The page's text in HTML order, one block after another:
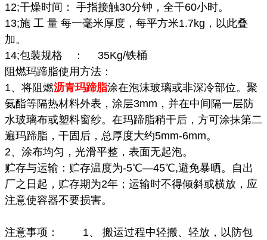
12;干燥时间： 手指接触30分钟，全干60小时。
13;施 工 量 每一毫米厚度，每平方米1.7kg，以此叠
加。
14;包装规格 ： 35Kg/铁桶
阻燃玛蹄脂使用方法：
1、将阻燃沥青玛蹄脂涂在泡沫玻璃或非深冷部位。聚
氨酯等隔热材料外表，涂层3mm，并在中间隔一层防
水玻璃布或塑料窗纱。在玛蹄脂稍干后，方可涂抹第二
遍玛蹄脂，干固后，总厚度大约5mm-6mm。
2、涂布均匀，光滑平整，表面无起泡。
贮存与运输：贮存温度为-5℃—45℃,避免暴晒。自出
厂之日起，贮存期为2年；运输时不得倾斜或横放，应
注意使容器不要损害。
注意事项： 1、 搬运过程中轻搬、轻放，以防包